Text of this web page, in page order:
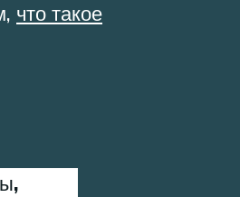
что такое